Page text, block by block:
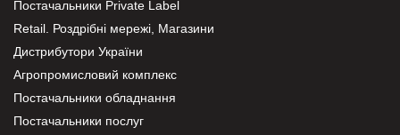
Постачальники Private Label
Retail. Роздрібні мережі, Магазини
Дистрибутори України
Агропромисловий комплекс
Постачальники обладнання
Постачальники послуг